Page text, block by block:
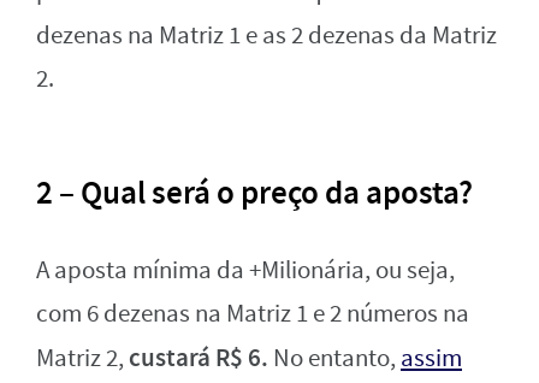
dezenas na Matriz 1 e as 2 dezenas da Matriz
2.
2 – Qual será o preço da aposta?
A aposta mínima da +Milionária, ou seja,
com 6 dezenas na Matriz 1 e 2 números na
Matriz 2, custará R$ 6. No entanto, assim